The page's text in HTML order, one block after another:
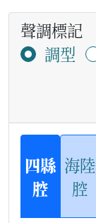
聲調標記
調型
四縣
腔
海陸
腔